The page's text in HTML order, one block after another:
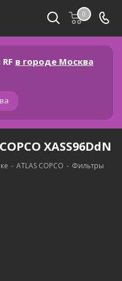
0
в городе Москва
XASS96DdN
- ATLAS COPCO - Фильтры